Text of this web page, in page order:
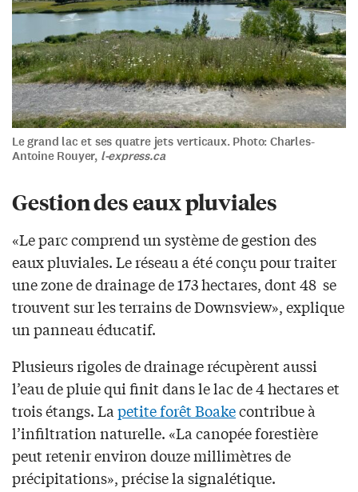
Le grand lac et ses quatre jets verticaux. Photo: Charles-
Antoine Rouyer, l-express.ca
Gestion des eaux pluviales
«Le parc comprend un système de gestion des
eaux pluviales. Le réseau a été conçu pour traiter
une zone de drainage de 173 hectares, dont 48 se
trouvent sur les terrains de Downsview», explique
un panneau éducatif.
Plusieurs rigoles de drainage récupèrent aussi
l’eau de pluie qui finit dans le lac de 4 hectares et
trois étangs. La petite forêt Boakecontribue à
l’infiltration naturelle. «La canopée forestière
peut retenir environ douze millimètres de
précipitations», précise la signalétique.